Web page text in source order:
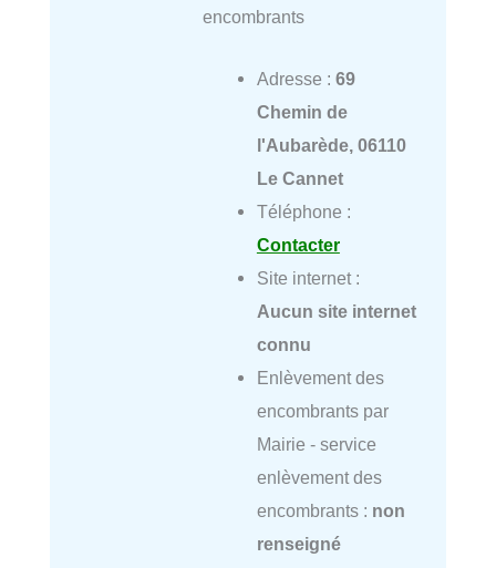
encombrants
Adresse : 69
Chemin de
l'Aubarède, 06110
Le Cannet
Téléphone :
Contacter
Site internet :
Aucun site internet
connu
Enlèvement des
encombrants par
Mairie - service
enlèvement des
encombrants : non
renseigné